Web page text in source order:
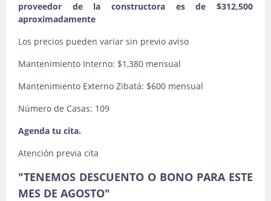
proveedor de la constructora es de $312,500
aproximadamente
Los precios pueden variar sin previo aviso
Mantenimiento Interno: $1,380 mensual
Mantenimiento Externo Zibatá: $600 mensual
Número de Casas: 109
Agenda tu cita.
Atención previa cita
"TENEMOS DESCUENTO O BONO PARA ESTE
MES DE AGOSTO"